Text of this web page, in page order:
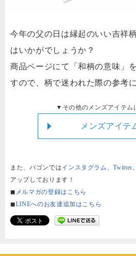
今年の父の日は縁起のいい吉祥
はいかがでしょうか？
商品ページにて「和柄の意味」
すので、柄で迷われた際の参考
▼その他のメンズアイテム
メンズアイテ
また、パゴンではインスタグラム 、Twitter
アップしております！
◼︎ メルマガの登録はこちら
◼︎LINEへのお友達追加はこちら